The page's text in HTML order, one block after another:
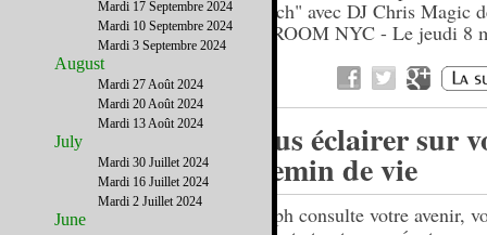
French" avec DJ Chris Magic
VIPROOM NYC - Le jeudi 8
Vous éclairer sur
chemin de vie
Joseph consulte votre avenir,
Mardi 17 Septembre 2024
Mardi 10 Septembre 2024
Mardi 3 Septembre 2024
August
Mardi 27 Août 2024
Mardi 20 Août 2024
Mardi 13 Août 2024
July
Mardi 30 Juillet 2024
Mardi 16 Juillet 2024
Mardi 2 Juillet 2024
June